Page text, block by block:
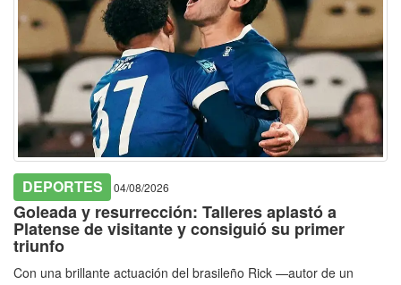
DEPORTES 04/08/2026
Goleada y resurrección: Talleres aplastó a
Platense de visitante y consiguió su primer
triunfo
Con una brillante actuación del brasileño Rick —autor de un